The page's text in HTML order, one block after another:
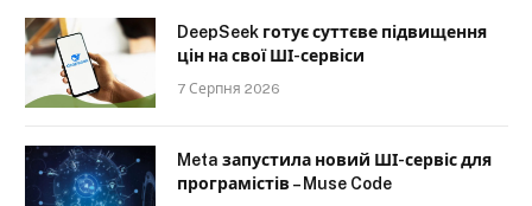
DeepSeek готує суттєве підвищення
цін на свої ШІ-сервіси
7 Серпня 2026
Meta запустила новий ШІ-сервіс для
програмістів – Muse Code